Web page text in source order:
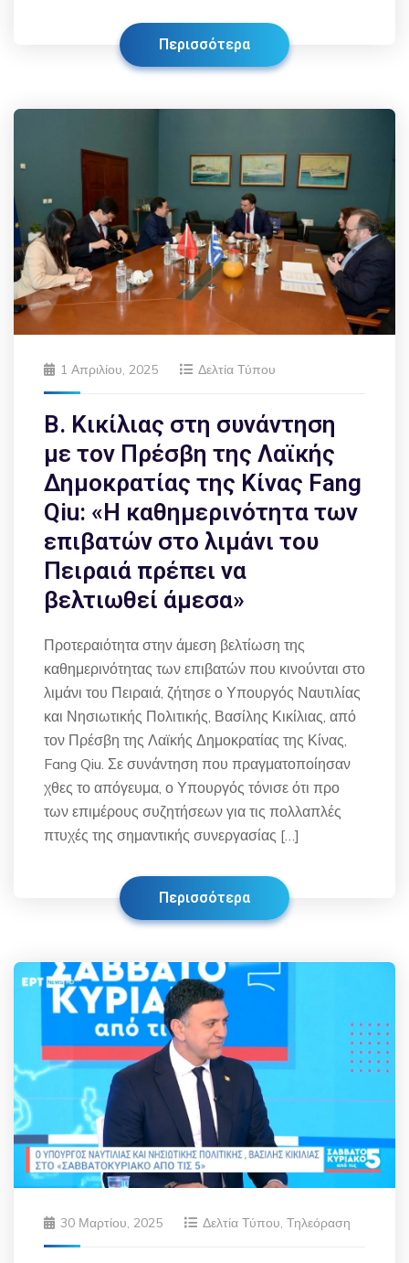
Περισσότερα
1 Απριλίου, 2025 Δελτία Τύπου
Β. Κικίλιας στη συνάντηση
με τον Πρέσβη της Λαϊκής
Δημοκρατίας της Κίνας Fang
Qiu: «Η καθημερινότητα των
επιβατών στο λιμάνι του
Πειραιά πρέπει να
βελτιωθεί άμεσα»
Προτεραιότητα στην άμεση βελτίωση της
καθημερινότητας των επιβατών που κινούνται στο
λιμάνι του Πειραιά, ζήτησε ο Υπουργός Ναυτιλίας
και Νησιωτικής Πολιτικής, Βασίλης Κικίλιας, από
τον Πρέσβη της Λαϊκής Δημοκρατίας της Κίνας,
Fang Qiu. Σε συνάντηση που πραγματοποίησαν
χθες το απόγευμα, ο Υπουργός τόνισε ότι προ
των επιμέρους συζητήσεων για τις πολλαπλές
πτυχές της σημαντικής συνεργασίας […]
Περισσότερα
30 Μαρτίου, 2025 Δελτία Τύπου, Τηλεόραση